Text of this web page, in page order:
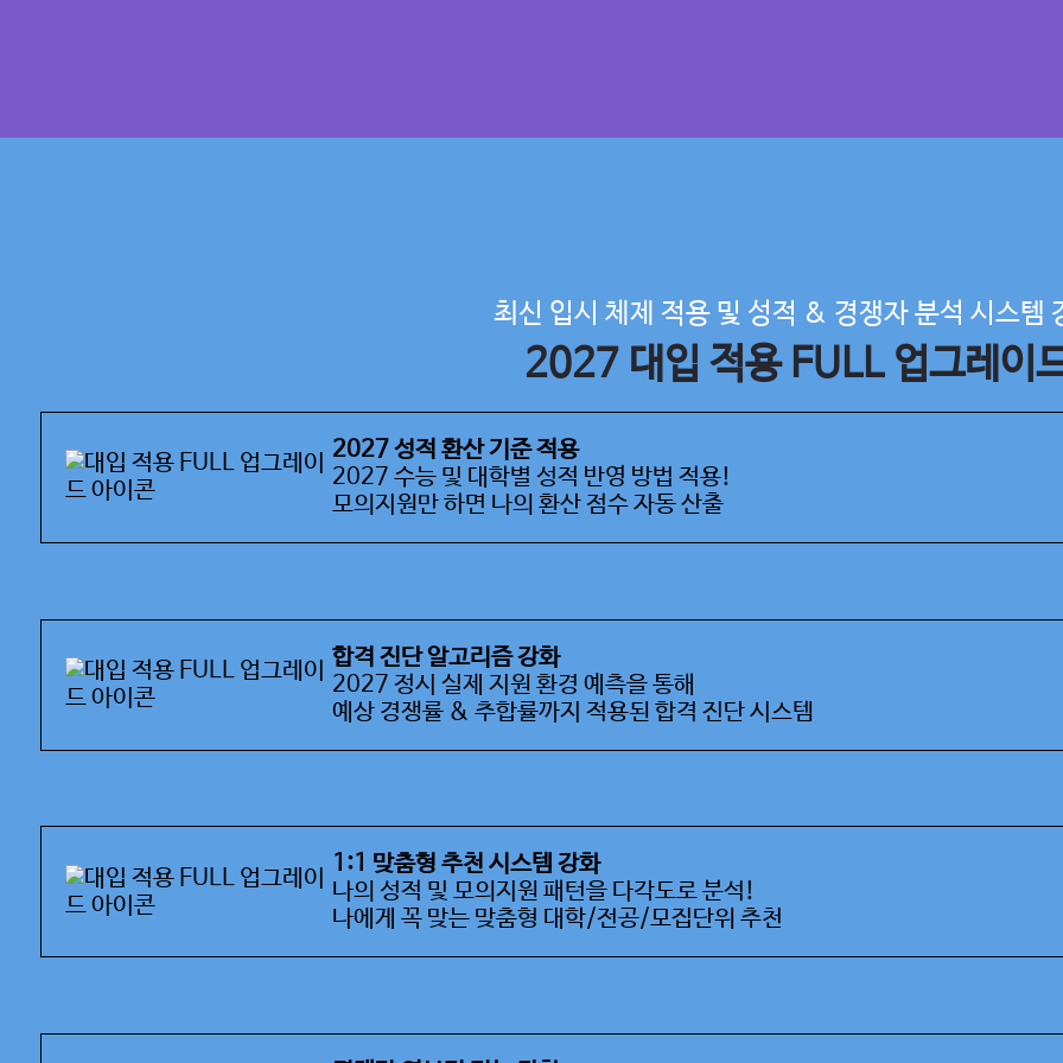
최신 입시 체제 적용 및 성적 & 경쟁자 분석 시스템
2027 대입 적용 FULL 업그레이
2027 성적 환산 기준 적용
2027 수능 및 대학별 성적 반영 방법 적용!
모의지원만 하면 나의 환산 점수 자동 산출
합격 진단 알고리즘 강화
2027 정시 실제 지원 환경 예측을 통해
예상 경쟁률 & 추합률까지 적용된 합격 진단 시스템
1:1 맞춤형 추천 시스템 강화
나의 성적 및 모의지원 패턴을 다각도로 분석!
나에게 꼭 맞는 맞춤형 대학/전공/모집단위 추천